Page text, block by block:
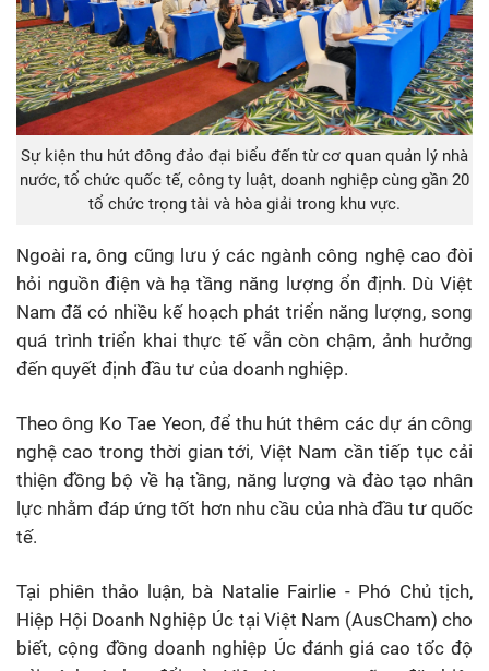
Sự kiện thu hút đông đảo đại biểu đến từ cơ quan quản lý nhà
nước, tổ chức quốc tế, công ty luật, doanh nghiệp cùng gần 20
tổ chức trọng tài và hòa giải trong khu vực.
Ngoài ra, ông cũng lưu ý các ngành công nghệ cao đòi
hỏi nguồn điện và hạ tầng năng lượng ổn định. Dù Việt
Nam đã có nhiều kế hoạch phát triển năng lượng, song
quá trình triển khai thực tế vẫn còn chậm, ảnh hưởng
đến quyết định đầu tư của doanh nghiệp.
Theo ông Ko Tae Yeon, để thu hút thêm các dự án công
nghệ cao trong thời gian tới, Việt Nam cần tiếp tục cải
thiện đồng bộ về hạ tầng, năng lượng và đào tạo nhân
lực nhằm đáp ứng tốt hơn nhu cầu của nhà đầu tư quốc
tế.
Tại phiên thảo luận, bà Natalie Fairlie - Phó Chủ tịch,
Hiệp Hội Doanh Nghiệp Úc tại Việt Nam (AusCham) cho
biết, cộng đồng doanh nghiệp Úc đánh giá cao tốc độ